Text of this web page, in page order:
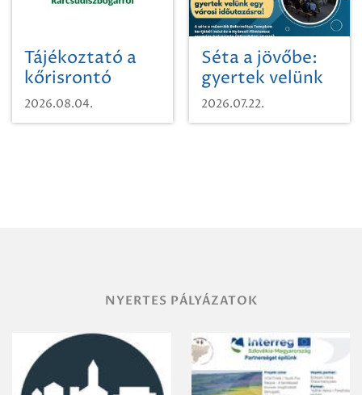
Tájékoztató a
kőrisrontó
karcsúdíszbogárról
2026.08.04.
Séta a jövőbe:
gyertek velünk
egy városi
időutazásra!
2026.07.22.
NYERTES PÁLYÁZATOK